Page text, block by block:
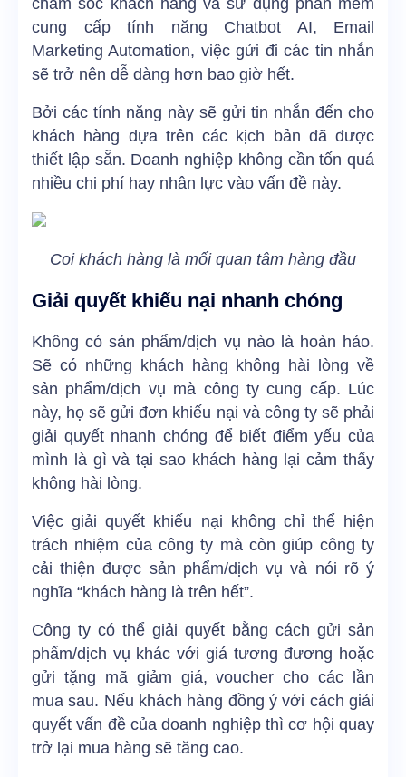
cung cấp tính năng Chatbot AI, Email
Marketing Automation, việc gửi đi các tin nhắn
sẽ trở nên dễ dàng hơn bao giờ hết.
Bởi các tính năng này sẽ gửi tin nhắn đến cho
khách hàng dựa trên các kịch bản đã được
thiết lập sẵn. Doanh nghiệp không cần tốn quá
nhiều chi phí hay nhân lực vào vấn đề này.
Coi khách hàng là mối quan tâm hàng đầu
Giải quyết khiếu nại nhanh chóng
Không có sản phẩm/dịch vụ nào là hoàn hảo.
Sẽ có những khách hàng không hài lòng về
sản phẩm/dịch vụ mà công ty cung cấp. Lúc
này, họ sẽ gửi đơn khiếu nại và công ty sẽ phải
giải quyết nhanh chóng để biết điểm yếu của
mình là gì và tại sao khách hàng lại cảm thấy
không hài lòng.
Việc giải quyết khiếu nại không chỉ thể hiện
trách nhiệm của công ty mà còn giúp công ty
cải thiện được sản phẩm/dịch vụ và nói rõ ý
nghĩa “khách hàng là trên hết”.
Công ty có thể giải quyết bằng cách gửi sản
phẩm/dịch vụ khác với giá tương đương hoặc
gửi tặng mã giảm giá, voucher cho các lần
mua sau. Nếu khách hàng đồng ý với cách giải
quyết vấn đề của doanh nghiệp thì cơ hội quay
trở lại mua hàng sẽ tăng cao.